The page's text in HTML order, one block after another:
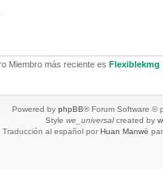
Miembro más reciente es Flexiblekmg
Powered by phpBB® Forum Software ©
Style we_universalcreated by
Traducción al español por Huan Manwë